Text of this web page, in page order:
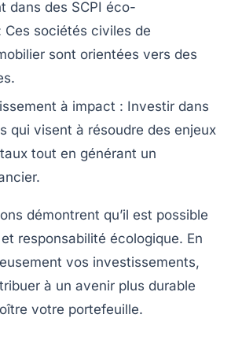
dans des SCPI éco-
Ces sociétés civiles de
sont orientées vers des
à impact : Investir dans
qui visent à résoudre des enjeux
tout en générant un
démontrent qu’il est possible
et responsabilité écologique. En
vos investissements,
à un avenir plus durable
votre portefeuille.